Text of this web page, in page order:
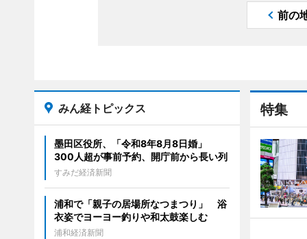
前の
特集
みん経トピックス
墨田区役所、「令和8年8月8日婚」
300人超が事前予約、開庁前から長い列
すみだ経済新聞
浦和で「親子の居場所なつまつり」 浴
衣姿でヨーヨー釣りや和太鼓楽しむ
浦和経済新聞